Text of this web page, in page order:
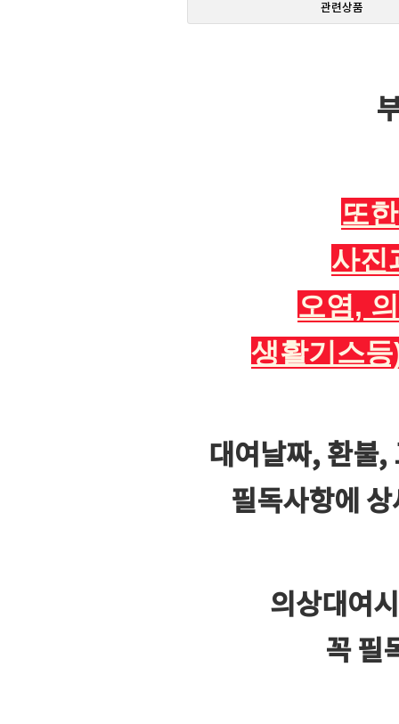
관련상품
또
사진
오염,
생활기스
대여날짜, 환불,
필독사항에
의상대여
꼭 필